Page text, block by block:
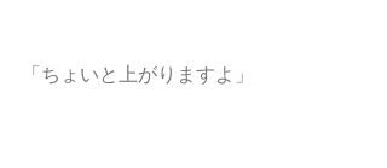
「ちょいと上がりますよ」